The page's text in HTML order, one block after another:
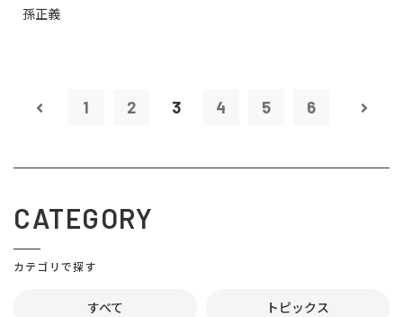
孫正義
1 2 3 4 5 6
CATEGORY
カテゴリで探す
すべて トピックス